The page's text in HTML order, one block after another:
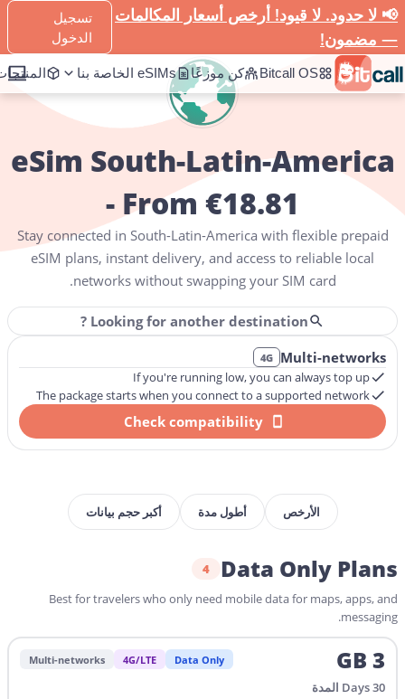
📢 لا حدود. لا قيود! أرخص أسعار المكالمات
— مضمون!
تسجيل
الدخول
Bitcall OS كن موزعًا eSIMs الخاصة بنا
Home
South-Latin-America
eSim South-Latin-America
- From €18.81
range from3GB for 30 daysat $18.81to Unlimited daily data.
Stay connected in South-Latin-America with flexible prepaid
eSIM plans, instant delivery, and access to reliable local
networks without swapping your SIM card.
Looking for another destination ?
Multi-networks
4G
If you're running low, you can always top up
The package starts when you connect to a supported network
Check compatibility
الأرخص أطول مدة أكبر حجم بيانات
Data Only Plans
4
Best for travelers who only need mobile data for maps, apps, and
messaging.
3
GB
Data Only
4G/LTE
Multi-networks
30
Days المدة